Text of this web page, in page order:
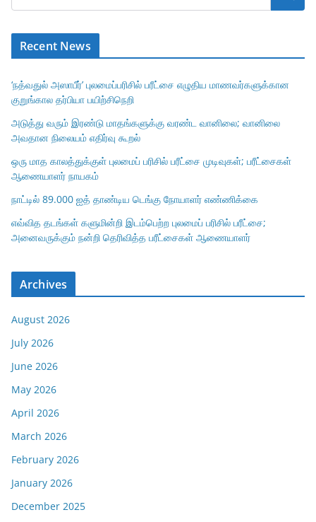
Recent News
‘நத்வதுல் அஸாபீர்’ புலமைப்பரிசில் பரீட்சை எழுதிய மாணவர்களுக்கான
குறுங்கால தர்பியா பயிற்சிநெறி
அடுத்து வரும் இரண்டு மாதங்களுக்கு வரண்ட வானிலை; வானிலை
அவதான நிலையம் எதிர்வு கூறல்
ஒரு மாத காலத்துக்குள் புலமைப் பரிசில் பரீட்சை முடிவுகள்; பரீட்சைகள்
ஆணையாளர் நாயகம்
நாட்டில் 89.000 ஐத் தாண்டிய டெங்கு நோயாளர் எண்ணிக்கை
எவ்வித தடங்கள் களுமின்றி இடம்பெற்ற புலமைப் பரிசில் பரீட்சை;
அனைவருக்கும் நன்றி தெரிவித்த பரீட்சைகள் ஆணையாளர்
Archives
August 2026
July 2026
June 2026
May 2026
April 2026
March 2026
February 2026
January 2026
December 2025